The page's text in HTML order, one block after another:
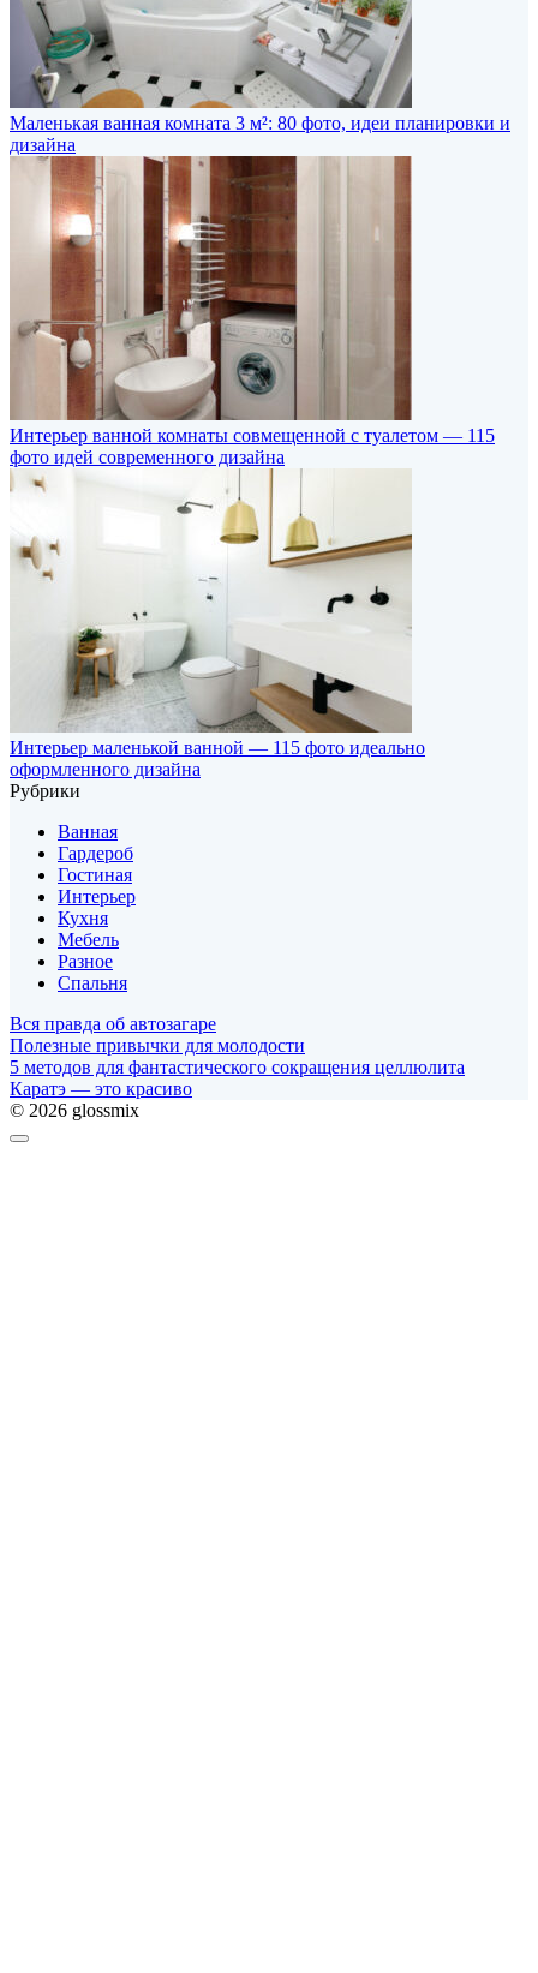
Маленькая ванная комната 3 м²: 80 фото, идеи планировки и
дизайна
Интерьер ванной комнаты совмещенной с туалетом — 115
фото идей современного дизайна
Интерьер маленькой ванной — 115 фото идеально
оформленного дизайна
Рубрики
Ванная
Гардероб
Гостиная
Интерьер
Кухня
Мебель
Разное
Спальня
Вся правда об автозагаре
Полезные привычки для молодости
5 методов для фантастического сокращения целлюлита
Каратэ — это красиво
© 2026 glossmix